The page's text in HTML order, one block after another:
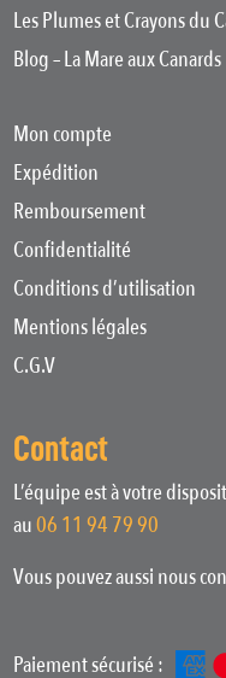
Les Plumes et Crayons du
Blog – La Mare aux Canards
Mon compte
Expédition
Remboursement
Confidentialité
Conditions d’utilisation
Mentions légales
C.G.V
Contact
L’équipe est à votre
au06 11 94 79 90
Vous pouvez aussi nous
Paiement sécurisé :